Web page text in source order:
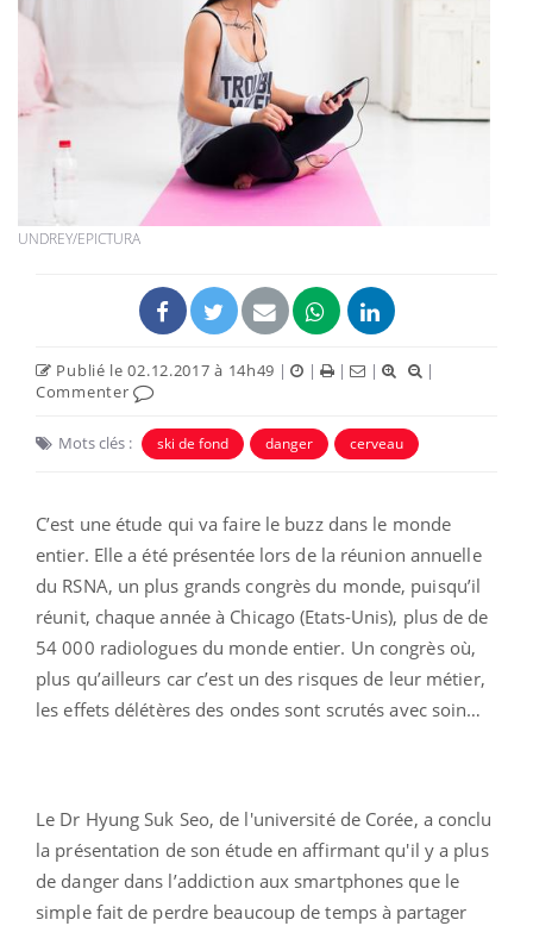
UNDREY/EPICTURA
Publié le 02.12.2017 à 14h49 | | | |
|
Commenter
Mots clés : ski de fond danger cerveau
C’est une étude qui va faire le buzz dans le monde
entier. Elle a été présentée lors de la réunion annuelle
du RSNA, un plus grands congrès du monde, puisqu’il
réunit, chaque année à Chicago (Etats-Unis), plus de de
54 000 radiologues du monde entier. Un congrès où,
plus qu’ailleurs car c’est un des risques de leur métier,
les effets délétères des ondes sont scrutés avec soin…
Le Dr Hyung Suk Seo, de l'université de Corée, a conclu
la présentation de son étude en affirmant qu'il y a plus
de danger dans l’addiction aux smartphones que le
simple fait de perdre beaucoup de temps à partager